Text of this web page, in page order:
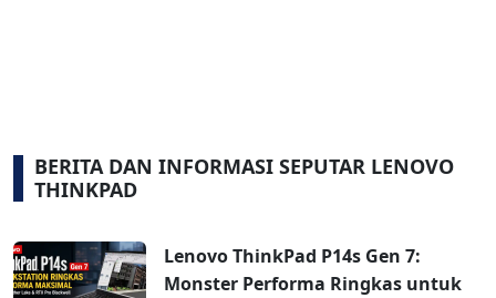
BERITA DAN INFORMASI SEPUTAR LENOVO
THINKPAD
Lenovo ThinkPad P14s Gen 7:
Monster Performa Ringkas untuk